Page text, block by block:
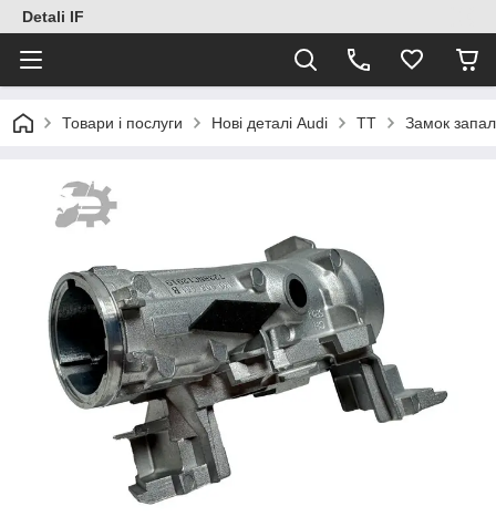
Detali IF
Товари і послуги Нові деталі Audi TT Замок